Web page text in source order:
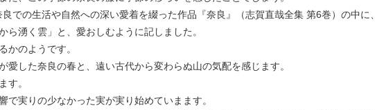
での生活や自然への深い愛着を綴った作品『奈良』（志賀直哉全集 第6巻）の中に、
ら湧く雲」と、愛おしむように記しました。
かのようです。
愛した奈良の春と、遠い古代から変わらぬ山の気配を感じます。
す。
実りの少なかった実が実り始めていまます。